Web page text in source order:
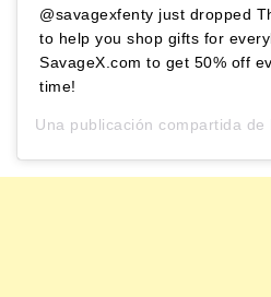
@savagexfenty just dropped
to help you shop gifts for
SavageX.com to get 50% off
time!
Una publicación compartida de